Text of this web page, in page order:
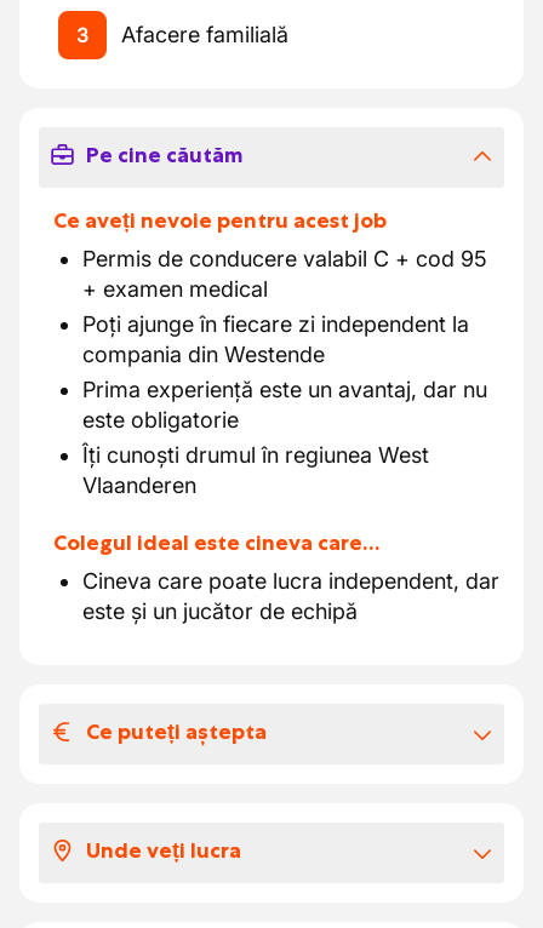
3 Afacere familială
Pe cine căutăm
Ce aveți nevoie pentru acest job
Permis de conducere valabil C + cod 95
+ examen medical
Poți ajunge în fiecare zi independent la
compania din Westende
Prima experiență este un avantaj, dar nu
este obligatorie
Îți cunoști drumul în regiunea West
Vlaanderen
Colegul ideal este cineva care…
Cineva care poate lucra independent, dar
este și un jucător de echipă
Ce puteți aștepta
Pachetul tău salarial include :
Salariu conform baremului clasa 2 :
Unde veți lucra